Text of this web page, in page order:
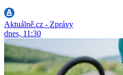
Aktuálně.cz - Zprávy
dnes, 11:30